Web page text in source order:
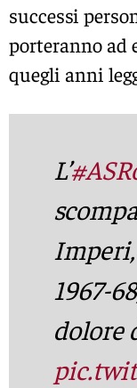
successi
porteranno ad
quegli anni
L’
1967-
dolore